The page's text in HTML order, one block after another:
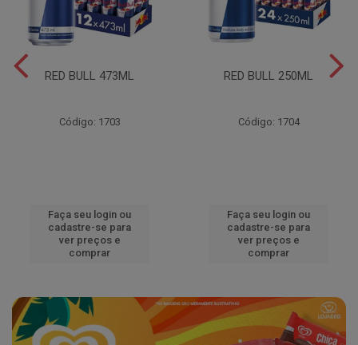
RED BULL 473ML
Código: 1703
Faça seu login ou
cadastre-se para
ver preços e
comprar
RED BULL 250ML
Código: 1704
Faça seu login ou
cadastre-se para
ver preços e
comprar